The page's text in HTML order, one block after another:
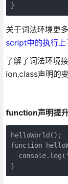
}
关于词法环境更
script中的执行上
了解了词法环境
ion,class声明的
function声明提
helloWorld();
function
}